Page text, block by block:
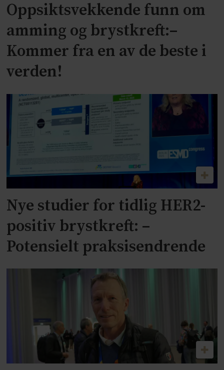
Oppsiktsvekkende funn om
amming og brystkreft:–
Kommer fra en av de beste i
verden!
Nye studier for tidlig HER2-
positiv brystkreft: –
Potensielt praksisendrende